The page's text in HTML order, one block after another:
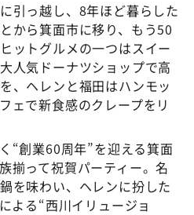
引っ越し、8年ほど暮らした
から箕面市に移り、もう50
ットグルメの一つはスイー
人気ドーナツショップで高
、ヘレンと福田はハンモッ
ェで新食感のクレープをリ
“創業60周年”を迎える箕面
揃って祝賀パーティー。名
を味わい、ヘレンに扮した
よる“西川イリュージョ